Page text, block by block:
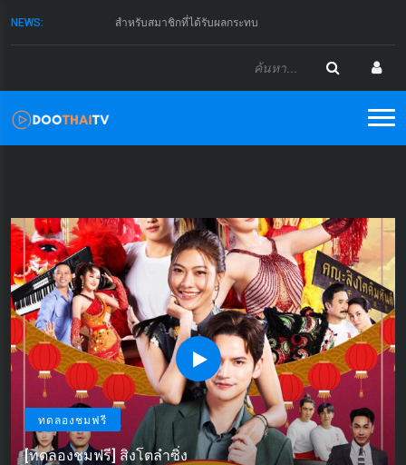
NEWS: ทางเรากำลังชดเชยให้ 1 เดือนครับ
ทดลองชมฟรี
[ทดลองชมฟรี] สิงโตลำซิ่ง